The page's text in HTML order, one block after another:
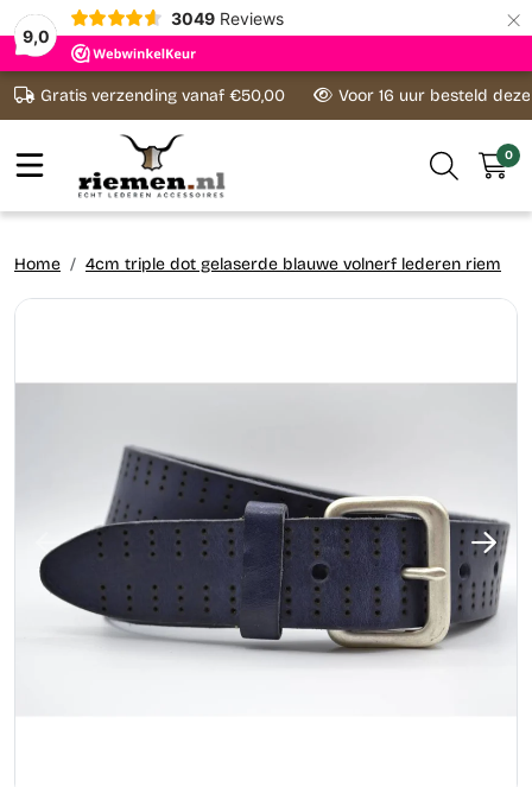
9,0
3049 Reviews ×
Ga naar content
Gratis verzending vanaf €50,00 Voor 16 uur besteld
0
Home 4cm triple dot gelaserde blauwe volnerf lederen riem